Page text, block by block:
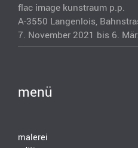
flac image kunstraum p.p.
A-3550 Langenlois,
7. November 2021 bis 6.
menü
malerei